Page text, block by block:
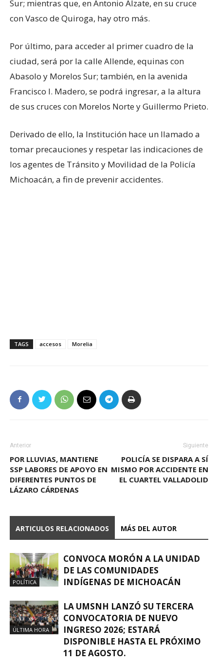
Sur; mientras que, en Antonio Alzate, en su cruce
con Vasco de Quiroga, hay otro más.
Por último, para acceder al primer cuadro de la
ciudad, será por la calle Allende, equinas con
Abasolo y Morelos Sur; también, en la avenida
Francisco I. Madero, se podrá ingresar, a la altura
de sus cruces con Morelos Norte y Guillermo Prieto.
Derivado de ello, la Institución hace un llamado a
tomar precauciones y respetar las indicaciones de
los agentes de Tránsito y Movilidad de la Policía
Michoacán, a fin de prevenir accidentes.
TAGS accesos Morelia
Anterior
POR LLUVIAS, MANTIENE
SSP LABORES DE APOYO EN
DIFERENTES PUNTOS DE
LÁZARO CÁRDENAS
Siguiente
POLICÍA SE DISPARA A SÍ
MISMO POR ACCIDENTE EN
EL CUARTEL VALLADOLID
ARTICULOS RELACIONADOS MÁS DEL AUTOR
POLÍTICA
CONVOCA MORÓN A LA UNIDAD
DE LAS COMUNIDADES
INDÍGENAS DE MICHOACÁN
ÚLTIMA HORA
LA UMSNH LANZÓ SU TERCERA
CONVOCATORIA DE NUEVO
INGRESO 2026; ESTARÁ
DISPONIBLE HASTA EL PRÓXIMO
11 DE AGOSTO.